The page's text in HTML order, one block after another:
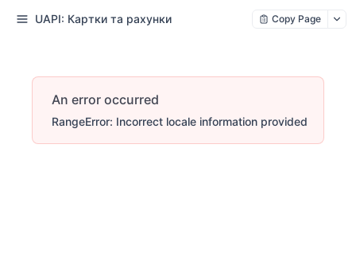
UAPI: Картки та рахунки Copy Page
An error occurred
RangeError: Incorrect locale information provided